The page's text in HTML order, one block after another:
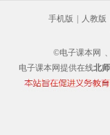
手机版 人教版
©电子课本网
电子课本网提供在线北